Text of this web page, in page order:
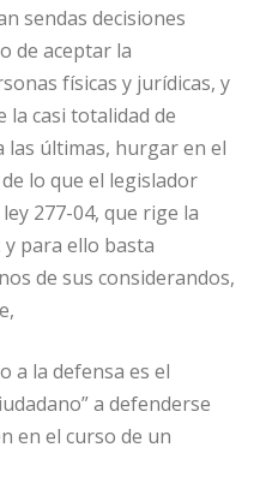
sendas decisiones
de aceptar la
físicas y jurídicas, y
la casi totalidad de
las últimas, hurgar en el
lo que el legislador
277-04, que rige la
para ello basta
de sus considerandos,
a la defensa es el
a defenderse
en el curso de un